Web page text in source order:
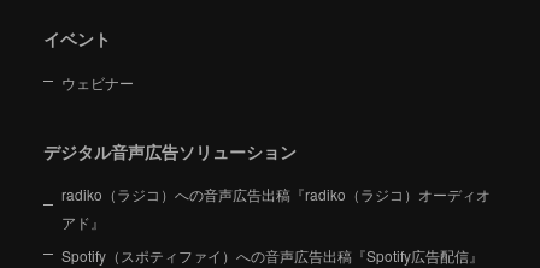
イベント
ウェビナー
デジタル音声広告ソリューション
radiko（ラジコ）への音声広告出稿『radiko（ラジコ）オーディオ
アド』
Spotify（スポティファイ）への音声広告出稿『Spotify広告配信』